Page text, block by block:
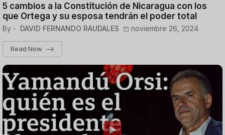
5 cambios a la Constitución de Nicaragua con los
que Ortega y su esposa tendrán el poder total
By - DAVID FERNANDO RAUDALES noviembre 26, 2024
Read Now